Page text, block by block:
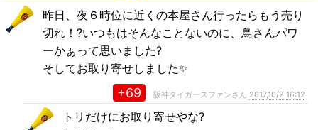
昨日、夜６時位に近くの本屋さん行ったらもう売り
切れ！?いつもはそんなことないのに、鳥さんパワ
ーかぁって思いました?
そしてお取り寄せしました✨
+69 阪神タイガースファンさん 2017,10/2 16:12
トリだけにお取り寄せやな?